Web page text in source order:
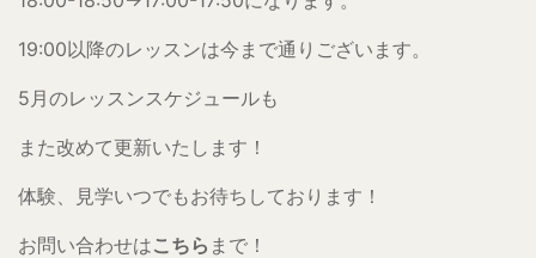
19:00以降のレッスンは今まで通りございます。
5月のレッスンスケジュールも
また改めて更新いたします！
体験、見学いつでもお待ちしております！
お問い合わせはこちら まで！